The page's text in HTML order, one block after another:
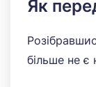
Як
більше не є